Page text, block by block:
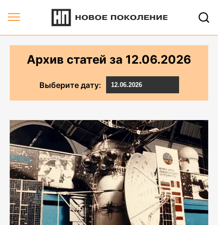
Архив статей за 12.06.2026
Выберите дату: